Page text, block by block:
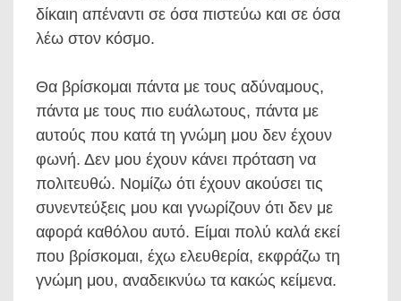
δίκαιη απέναντι σε όσα πιστεύω και σε όσα
λέω στον κόσμο.
Θα βρίσκομαι πάντα με τους αδύναμους,
πάντα με τους πιο ευάλωτους, πάντα με
αυτούς που κατά τη γνώμη μου δεν έχουν
φωνή. Δεν μου έχουν κάνει πρόταση να
πολιτευθώ. Νομίζω ότι έχουν ακούσει τις
συνεντεύξεις μου και γνωρίζουν ότι δεν με
αφορά καθόλου αυτό. Είμαι πολύ καλά εκεί
που βρίσκομαι, έχω ελευθερία, εκφράζω τη
γνώμη μου, αναδεικνύω τα κακώς κείμενα.